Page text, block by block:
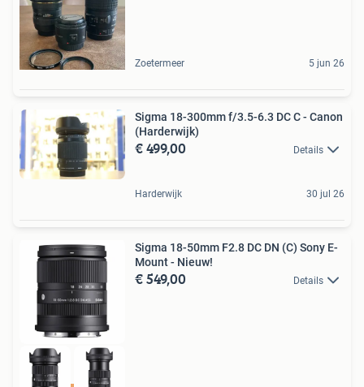
Zoetermeer 5 jun 26
Sigma 18-300mm f/3.5-6.3 DC C - Canon
(Harderwijk)
€ 499,00 Details
Harderwijk 30 jul 26
Sigma 18-50mm F2.8 DC DN (C) Sony E-
Mount - Nieuw!
€ 549,00 Details